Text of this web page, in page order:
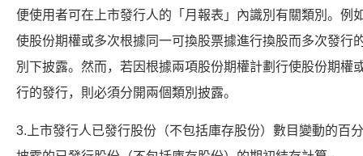
便使用者可在上市發行人的「月報表」內識別有關類別。例
使股份期權或多次根據同一可換股票據進行換股而多次發行
別下披露。然而，若因根據兩項股份期權計劃行使股份期權
行的發行，則必須分開兩個類別披露。
3.上市發行人已發行股份（不包括庫存股份）數目變動的百